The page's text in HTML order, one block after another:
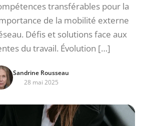
transférables pour la
de la mobilité externe
Défis et solutions face aux
du travail. Évolution […]
Sandrine Rousseau
28 mai 2025